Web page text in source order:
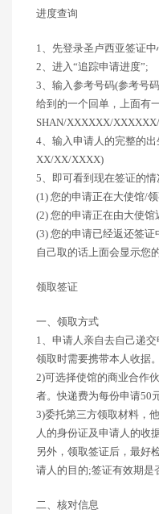
进度查询
1、先登录圣卢西亚签证
2、进入“追踪申请进度”;
3、输入参考号码(参考号
给到的一个回单，上面有
SHAN/XXXXXX/
4、输入申请人的完整的
XX/XX/XXXX)
5、即可看到现在签证的情
(1) 您的申请正在大使馆/
(2) 您的申请正在由大使馆
(3) 您的申请已经返还签
自己取的话上面会显示您
领取签证
一、领取方式
1、申请人亲自去自己递
领取时需要携带本人收据。
2)可选择使馆的商业合作
者。快递费为每份申请50元
3)委托第三方领取材料，
人的身份证及申请人的收据
另外，领取签证后，最好
请人的目的;签证有效期是
二、核对信息